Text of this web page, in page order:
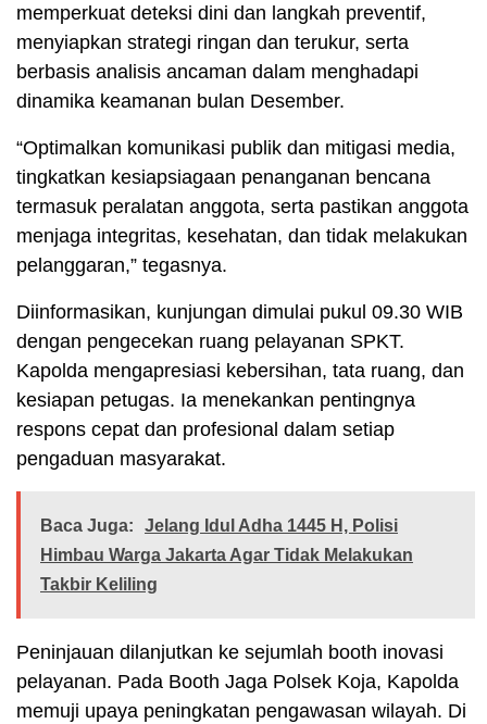
memperkuat deteksi dini dan langkah preventif,
menyiapkan strategi ringan dan terukur, serta
berbasis analisis ancaman dalam menghadapi
dinamika keamanan bulan Desember.
“Optimalkan komunikasi publik dan mitigasi media,
tingkatkan kesiapsiagaan penanganan bencana
termasuk peralatan anggota, serta pastikan anggota
menjaga integritas, kesehatan, dan tidak melakukan
pelanggaran,” tegasnya.
Diinformasikan, kunjungan dimulai pukul 09.30 WIB
dengan pengecekan ruang pelayanan SPKT.
Kapolda mengapresiasi kebersihan, tata ruang, dan
kesiapan petugas. Ia menekankan pentingnya
respons cepat dan profesional dalam setiap
pengaduan masyarakat.
Baca Juga:
Jelang Idul Adha 1445 H, Polisi
Himbau Warga Jakarta Agar Tidak Melakukan
Takbir Keliling
Peninjauan dilanjutkan ke sejumlah booth inovasi
pelayanan. Pada Booth Jaga Polsek Koja, Kapolda
memuji upaya peningkatan pengawasan wilayah. Di